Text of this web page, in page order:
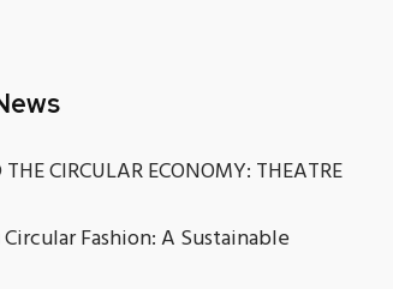
CIRCULAR ECONOMY: THEATRE
Fashion: A Sustainable